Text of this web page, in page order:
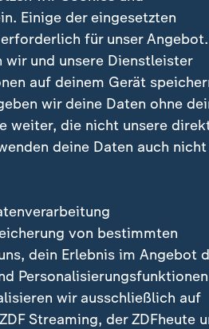
Sparkasse einbrechen und
das Vorgehen mit Hilfe
und machte
ein Rentner, der nach dem
Euro in seinem
Einige der eingesetzten
für unser
und unsere Dienstleister
auf deinem Gerät
wir deine Daten ohne
weiter, die nicht unsere
deine Daten auch nicht
von bestimmten
dein Erlebnis im Angebot
Personalisierungsfunktionen
wir ausschließlich auf
Streaming, der ZDFheute